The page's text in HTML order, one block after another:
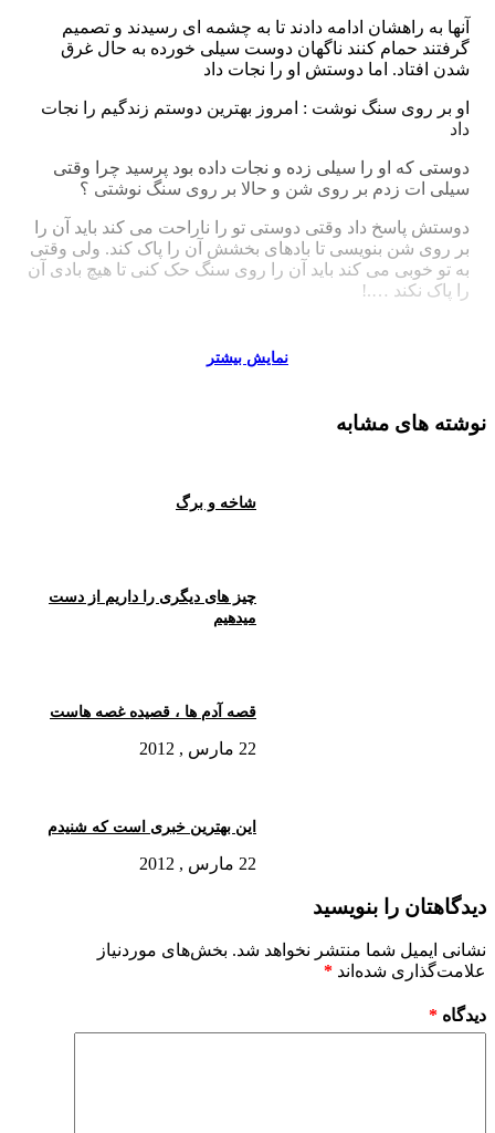
آنها به راهشان ادامه دادند تا به چشمه ای رسیدند و تصمیم
گرفتند حمام کنند ناگهان دوست سیلی خورده به حال غرق
شدن افتاد. اما دوستش او را نجات داد
او بر روی سنگ نوشت : امروز بهترین دوستم زندگیم را نجات
داد
دوستی که او را سیلی زده و نجات داده بود پرسید چرا وقتی
سیلی ات زدم بر روی شن و حالا بر روی سنگ نوشتی ؟
دوستش پاسخ داد وقتی دوستی تو را ناراحت می کند باید آن را
بر روی شن بنویسی تا بادهای بخشش آن را پاک کند. ولی وقتی
به تو خوبی می کند باید آن را روی سنگ حک کنی تا هیچ بادی آن
را پاک نکند ….!
نمایش بیشتر
نوشته های مشابه
شاخه و برگ
چیز های دیگری را داریم از دست
میدهیم
قصه آدم ها ، قصیده غصه هاست
22 مارس , 2012
این بهترین خبری است که شنیدم
22 مارس , 2012
دیدگاهتان را بنویسید
نشانی ایمیل شما منتشر نخواهد شد. بخش‌های موردنیاز
علامت‌گذاری شده‌اند *
دیدگاه *